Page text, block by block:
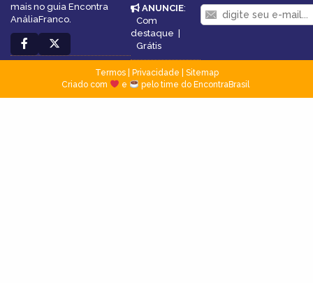
mais no guia Encontra
AnáliaFranco.
ANUNCIE:
Com
destaque |
Grátis
Termos| Privacidade
Sitemap
Criado com
e pelo time do EncontraBrasil